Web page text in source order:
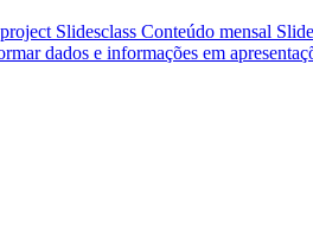
Slidesclass Conteúdo mensal
dados e informações em